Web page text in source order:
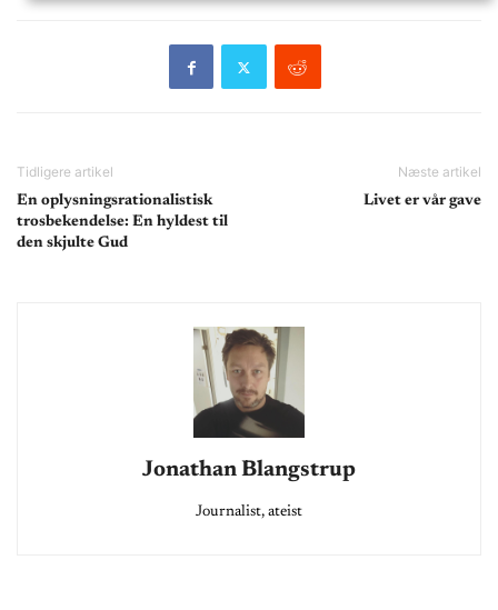
Tidligere artikel
En oplysningsrationalistisk
trosbekendelse: En hyldest til
den skjulte Gud
Næste artikel
Livet er vår gave
Jonathan Blangstrup
Journalist, ateist